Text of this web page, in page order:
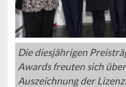
Die diesjährigen
Awards freuten sich
Auszeichnung der